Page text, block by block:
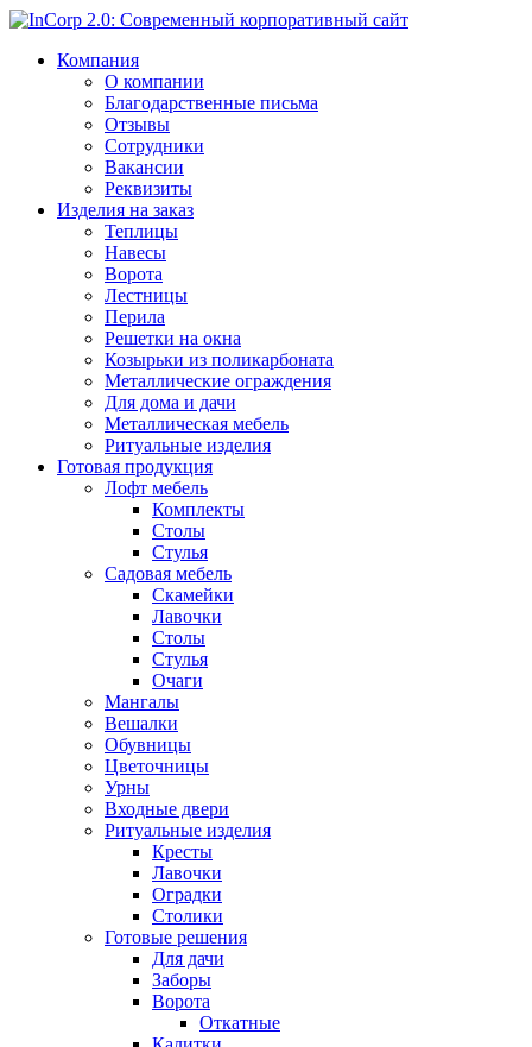
Компания
О компании
Благодарственные письма
Отзывы
Сотрудники
Вакансии
Реквизиты
Изделия на заказ
Теплицы
Навесы
Ворота
Лестницы
Перила
Решетки на окна
Козырьки из поликарбоната
Металлические ограждения
Для дома и дачи
Металлическая мебель
Ритуальные изделия
Готовая продукция
Лофт мебель
Комплекты
Столы
Стулья
Садовая мебель
Скамейки
Лавочки
Столы
Стулья
Очаги
Мангалы
Вешалки
Обувницы
Цветочницы
Урны
Входные двери
Ритуальные изделия
Кресты
Лавочки
Оградки
Столики
Готовые решения
Для дачи
Заборы
Ворота
Откатные